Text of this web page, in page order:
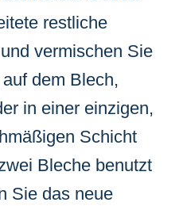
restliche
vermischen Sie
dem Blech,
in einer einzigen,
Schicht
Bleche benutzt
Sie das neue